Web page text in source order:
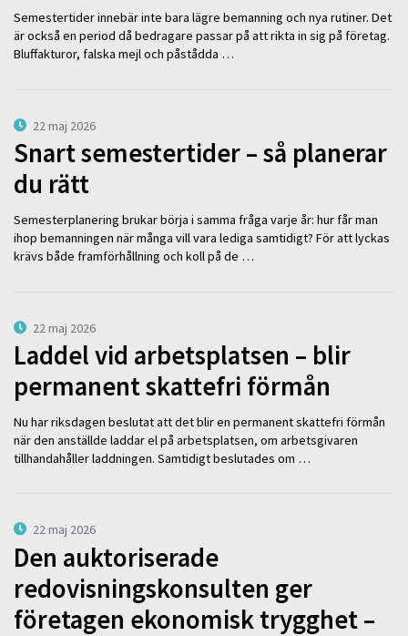
Semestertider innebär inte bara lägre bemanning och nya rutiner. Det
är också en period då bedragare passar på att rikta in sig på företag.
Bluffakturor, falska mejl och påstådda …
22 maj 2026
Snart semestertider – så planerar
du rätt
Semesterplanering brukar börja i samma fråga varje år: hur får man
ihop bemanningen när många vill vara lediga samtidigt? För att lyckas
krävs både framförhållning och koll på de …
22 maj 2026
Laddel vid arbetsplatsen – blir
permanent skattefri förmån
Nu har riksdagen beslutat att det blir en permanent skattefri förmån
när den anställde laddar el på arbetsplatsen, om arbetsgivaren
tillhandahåller laddningen. Samtidigt beslutades om …
22 maj 2026
Den auktoriserade
redovisningskonsulten ger
företagen ekonomisk trygghet –